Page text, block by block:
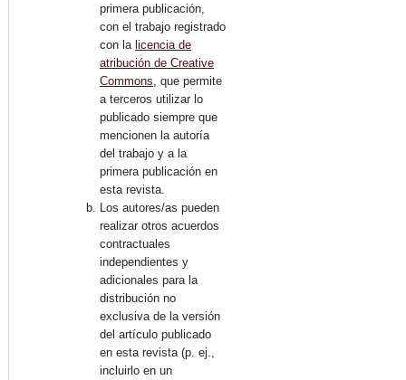
primera publicación,
con el trabajo registrado
con la licencia de
atribución de Creative
Commons , que permite
a terceros utilizar lo
publicado siempre que
mencionen la autoría
del trabajo y a la
primera publicación en
esta revista.
Los autores/as pueden
realizar otros acuerdos
contractuales
independientes y
adicionales para la
distribución no
exclusiva de la versión
del artículo publicado
en esta revista (p. ej.,
incluirlo en un